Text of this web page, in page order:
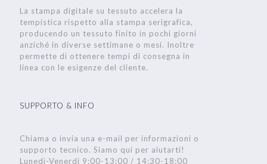
La stampa digitale su tessuto accelera la
tempistica rispetto alla stampa serigrafica,
producendo un tessuto finito in pochi giorni
anziché in diverse settimane o mesi. Inoltre
permette di ottenere tempi di consegna in
linea con le esigenze del cliente.
SUPPORTO & INFO
Chiama o invia una e-mail per informazioni o
supporto tecnico. Siamo qui per aiutarti!
Lunedì-Venerdi 9:00-13:00 / 14:30-18:00